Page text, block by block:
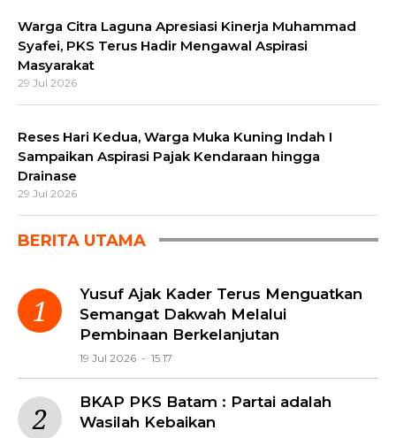
Warga Citra Laguna Apresiasi Kinerja Muhammad
Syafei, PKS Terus Hadir Mengawal Aspirasi
Masyarakat
29 Jul 2026
Reses Hari Kedua, Warga Muka Kuning Indah I
Sampaikan Aspirasi Pajak Kendaraan hingga
Drainase
29 Jul 2026
BERITA UTAMA
Yusuf Ajak Kader Terus Menguatkan
Semangat Dakwah Melalui
Pembinaan Berkelanjutan
19 Jul 2026 - 15:17
BKAP PKS Batam : Partai adalah
Wasilah Kebaikan